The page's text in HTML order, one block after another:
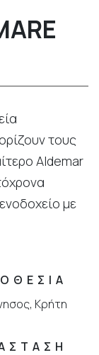
τους
Aldemar
με
Κρήτη